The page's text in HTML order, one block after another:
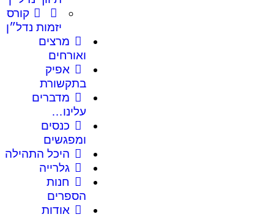
קורס
יזמות נדל״ן
מרצים
ואורחים
אפיק
בתקשורת
מדברים
עלינו…
כנסים
ומפגשים
היכל התהילה
גלרייה
חנות
הספרים
אודות